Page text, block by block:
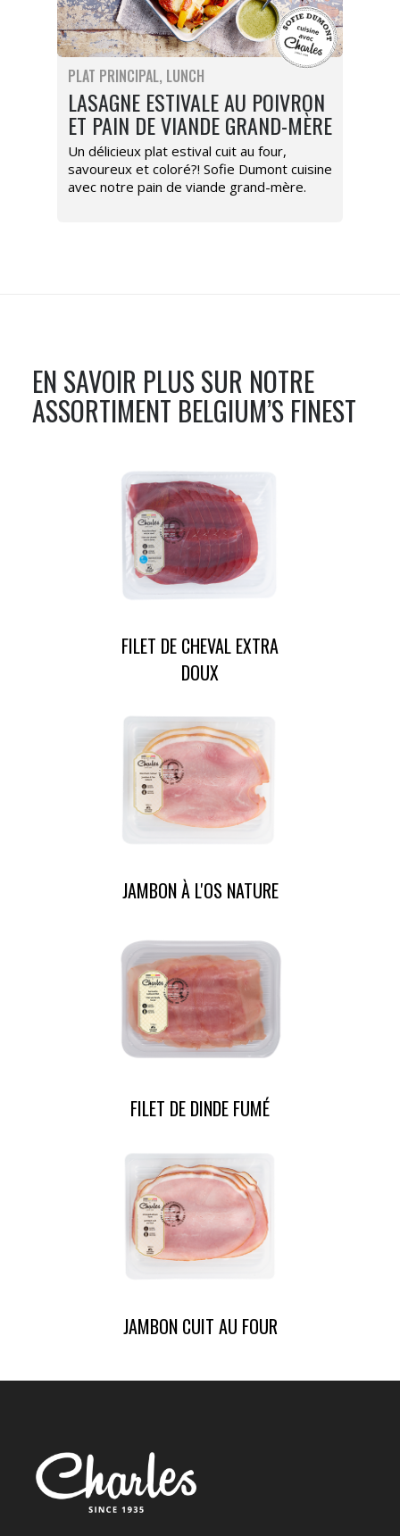
PLAT PRINCIPAL LUNCH
LASAGNE ESTIVALE AU POIVRON
ET PAIN DE VIANDE GRAND-MÈRE
Un délicieux plat estival cuit au four,
savoureux et coloré?! Sofie Dumont cuisine
avec notre pain de viande grand-mère.
EN SAVOIR PLUS SUR NOTRE
ASSORTIMENT BELGIUM’S FINEST
FILET DE CHEVAL EXTRA
DOUX
JAMBON À L'OS NATURE
FILET DE DINDE FUMÉ
JAMBON CUIT AU FOUR